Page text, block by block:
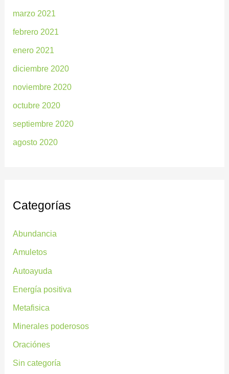
marzo 2021
febrero 2021
enero 2021
diciembre 2020
noviembre 2020
octubre 2020
septiembre 2020
agosto 2020
Categorías
Abundancia
Amuletos
Autoayuda
Energía positiva
Metafisica
Minerales poderosos
Oraciónes
Sin categoría